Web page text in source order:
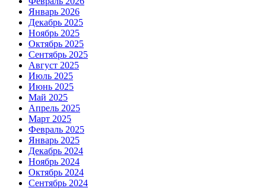
Январь 2026
Декабрь 2025
Ноябрь 2025
Октябрь 2025
Сентябрь 2025
Август 2025
Июль 2025
Июнь 2025
Май 2025
Апрель 2025
Март 2025
Февраль 2025
Январь 2025
Декабрь 2024
Ноябрь 2024
Октябрь 2024
Сентябрь 2024